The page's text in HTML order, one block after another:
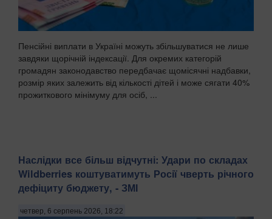
Пенсійні виплати в Україні можуть збільшуватися не лише
завдяки щорічній індексації. Для окремих категорій
громадян законодавство передбачає щомісячні надбавки,
розмір яких залежить від кількості дітей і може сягати 40%
прожиткового мінімуму для осіб, ...
Наслідки все більш відчутні: Удари по складах
Wildberries коштуватимуть Росії чверть річного
дефіциту бюджету, - ЗМІ
четвер, 6 серпень 2026, 18:22